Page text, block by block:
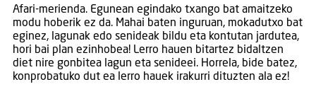
Afari-merienda. Egunean egindako txango bat amaitzeko
modu hoberik ez da. Mahai baten inguruan, mokadutxo bat
eginez, lagunak edo senideak bildu eta kontutan jardutea,
hori bai plan ezinhobea! Lerro hauen bitartez bidaltzen
diet nire gonbitea lagun eta senideei. Horrela, bide batez,
konprobatuko dut ea lerro hauek irakurri dituzten ala ez!